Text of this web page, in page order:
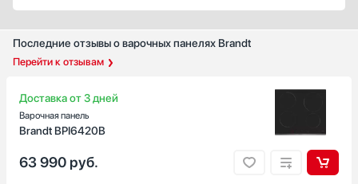
4
5
3
Количество газовых конфорок
Последние отзывы о варочных панелях Brandt
Перейти к отзывам
Доставка от 3 дней
Варочная панель
Brandt BPI6420B
63 990 руб.